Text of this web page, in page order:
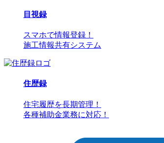
目視録
スマホで情報登録！
施工情報共有システム
住歴録
住宅履歴を長期管理！
各種補助金業務に対応！